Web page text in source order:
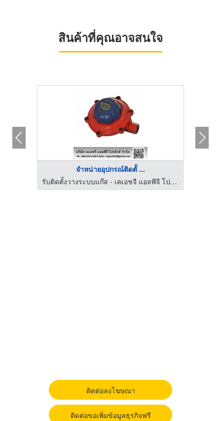
สินค้าที่คุณอาจสนใจ
จำหน่ายอุปกรณ์ติดตั้ ...
รับติดตั้งวางระบบแก๊ส - เคเอชจี แอลพีจี โปรดักส์
ติดต่อลงโฆษณา
ติดต่อขอเพิ่มข้อมูลธุรกิจฟรี